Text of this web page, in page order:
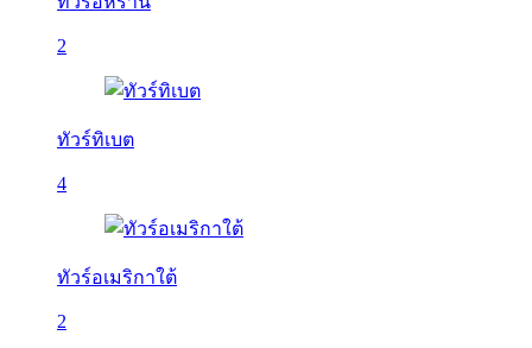
2
ทัวร์ทิเบต
4
ทัวร์อเมริกาใต้
2